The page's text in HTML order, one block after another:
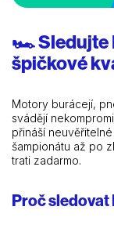
🏎️ Sledujte
špičkové
Motory burácejí,
svádějí
přináší
šampionátu až po
trati zadarmo.
Proč sledovat